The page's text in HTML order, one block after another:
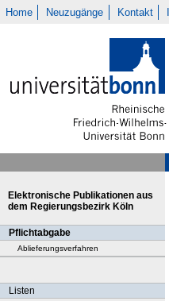
Home Neuzugänge Kontakt
Elektronische Publikationen aus
dem Regierungsbezirk Köln
Pflichtabgabe
Ablieferungsverfahren
Listen